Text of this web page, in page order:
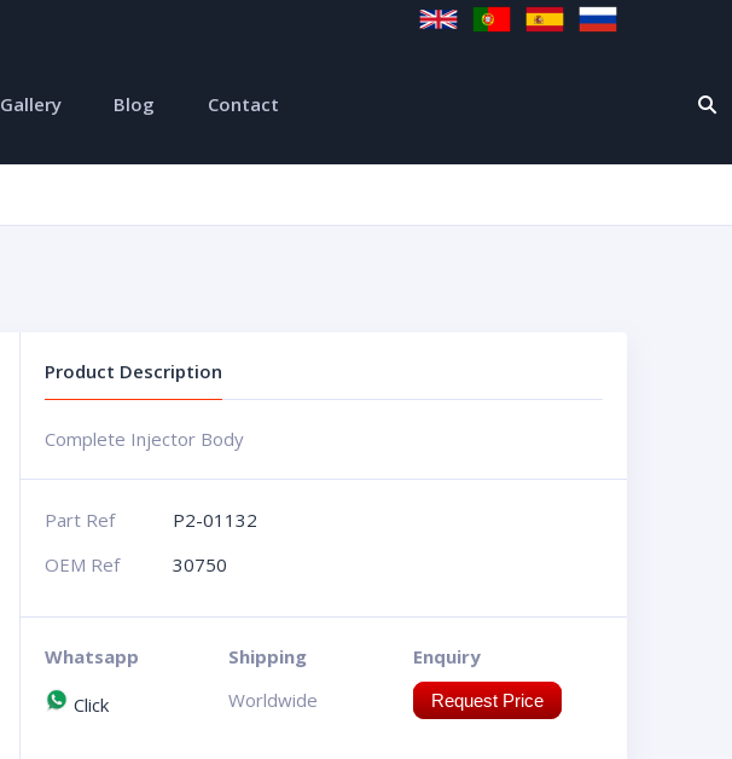
Gallery Blog Contact
Product Description
Complete Injector Body
Part Ref
P2-01132
OEM Ref
30750
Whatsapp
Click
Shipping
Worldwide
Enquiry
Request Price